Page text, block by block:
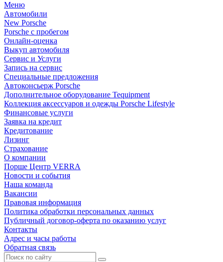
Меню
Автомобили
New Porsche
Porsche с пробегом
Онлайн-оценка
Выкуп автомобиля
Сервис и Услуги
Запись на сервис
Специальные предложения
Автоконсьерж Porsche
Дополнительное оборудование Tequipment
Коллекция аксессуаров и одежды Porsche Lifestyle
Финансовые услуги
Заявка на кредит
Кредитование
Лизинг
Страхование
О компании
Порше Центр VERRA
Новости и события
Наша команда
Вакансии
Правовая информация
Политика обработки персональных данных
Публичный договор-оферта по оказанию услуг
Контакты
Адрес и часы работы
Обратная связь